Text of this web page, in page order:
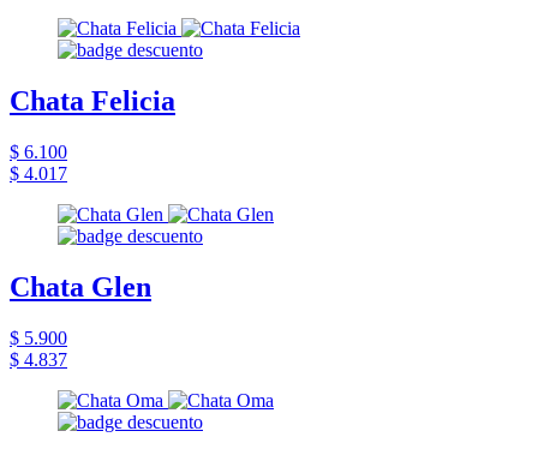
Chata Felicia
$ 6.100
$ 4.017
Chata Glen
$ 5.900
$ 4.837